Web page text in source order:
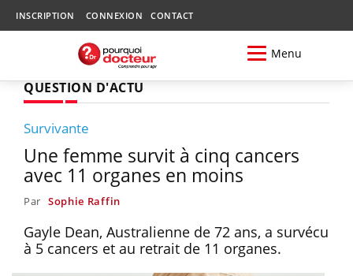
INSCRIPTION CONNEXION CONTACT
Menu
QUESTION D'ACTU
Survivante
Une femme survit à cinq cancers
avec 11 organes en moins
Par Sophie Raffin
Gayle Dean, Australienne de 72 ans, a survécu
à 5 cancers et au retrait de 11 organes.